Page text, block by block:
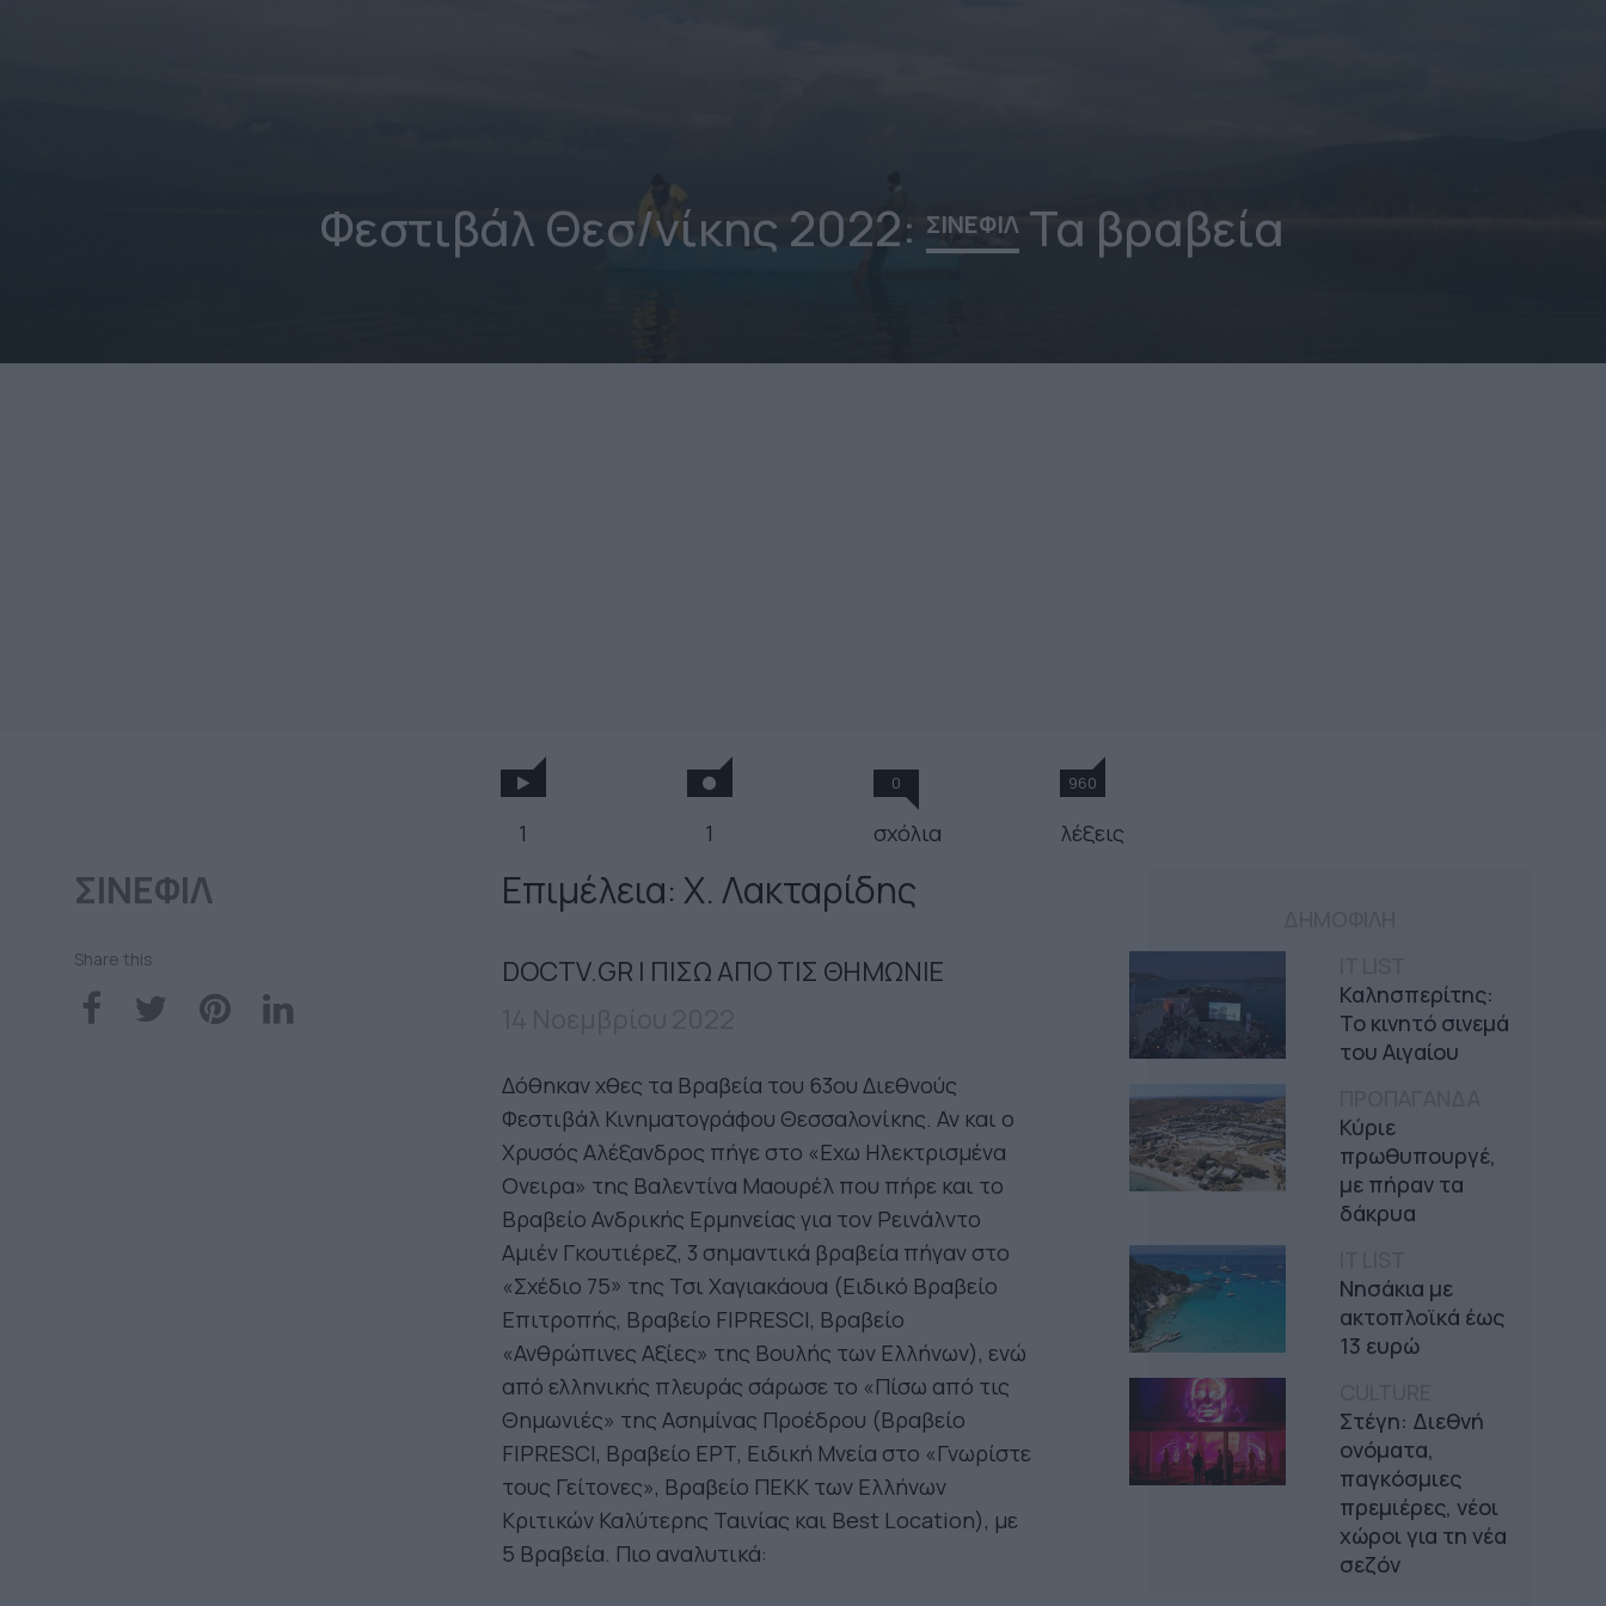
Φεστιβάλ Θεσ/νίκης 2022: ΣΙΝΕΦΙΛ Τα βραβεία
1 1
0
σχόλια
960
λέξεις
ΣΙΝΕΦΙΛ
Share this
Καλησπερίτης:
Το κινητό σινεμά
του Αιγαίου
Κύριε
πρωθυπουργέ,
με πήραν τα
δάκρυα
Νησάκια με
ακτοπλοϊκά έως
13 ευρώ
Στέγη: Διεθνή
ονόματα,
παγκόσμιες
πρεμιέρες, νέοι
χώροι για τη νέα
σεζόν
Επιμέλεια: Χ. Λακταρίδης
DOCTV.GR | ΠΙΣΩ ΑΠΟ ΤΙΣ ΘΗΜΩΝΙΕ
Δόθηκαν χθες τα Βραβεία του 63ου Διεθνούς
Φεστιβάλ Κινηματογράφου Θεσσαλονίκης. Αν και ο
Χρυσός Αλέξανδρος πήγε στο «Εχω Ηλεκτρισμένα
Ονειρα» της Βαλεντίνα Μαουρέλ που πήρε και το
Βραβείο Ανδρικής Ερμηνείας για τον Ρεινάλντο
Αμιέν Γκουτιέρεζ, 3 σημαντικά βραβεία πήγαν στο
«Σχέδιο 75» της Τσι Χαγιακάουα (Ειδικό Βραβείο
Επιτροπής, Βραβείο FIPRESCI, Βραβείο
«Ανθρώπινες Αξίες» της Βουλής των Ελλήνων), ενώ
από ελληνικής πλευράς σάρωσε το «Πίσω από τις
Θημωνιές» της Ασημίνας Προέδρου (Βραβείο
FIPRESCI, Βραβείο ΕΡΤ, Ειδική Μνεία στο «Γνωρίστε
τους Γείτονες», Βραβείο ΠΕΚΚ των Ελλήνων
Κριτικών Καλύτερης Ταινίας και Best Location), με
5 Βραβεία. Πιο αναλυτικά: